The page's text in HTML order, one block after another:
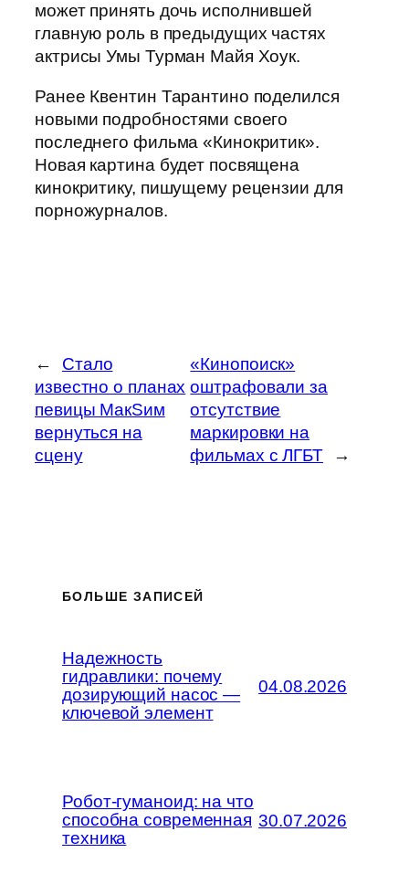
может принять дочь исполнившей
главную роль в предыдущих частях
актрисы Умы Турман Майя Хоук.
Ранее Квентин Тарантино поделился
новыми подробностями своего
последнего фильма «Кинокритик».
Новая картина будет посвящена
кинокритику, пишущему рецензии для
порножурналов.
←
Стало
известно о планах
певицы МакSим
вернуться на
сцену
«Кинопоиск»
оштрафовали за
отсутствие
маркировки на
фильмах с ЛГБТ
→
БОЛЬШЕ ЗАПИСЕЙ
Надежность
гидравлики: почему
дозирующий насос —
ключевой элемент
04.08.2026
Робот-гуманоид: на что
способна современная
техника
30.07.2026